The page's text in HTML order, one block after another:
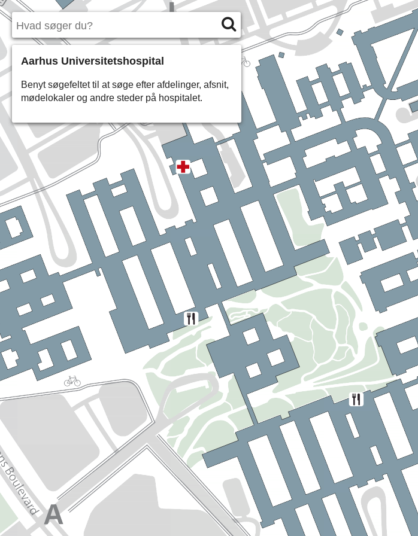
Aarhus Universitetshospital
Benyt søgefeltet til at søge efter afdelinger, afsnit,
mødelokaler og andre steder på hospitalet.